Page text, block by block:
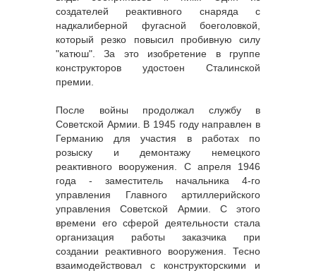
создателей реактивного снаряда с
надкалиберной фугасной боеголовкой,
который резко повысил пробивную силу
"катюш". За это изобретение в группе
конструкторов удостоен Сталинской
премии.
После войны продолжал службу в
Советской Армии. В 1945 году направлен в
Германию для участия в работах по
розыску и демонтажу немецкого
реактивного вооружения. С апреля 1946
года - заместитель начальника 4-го
управления Главного артиллерийского
управления Советской Армии. С этого
времени его сферой деятельности стала
организация работы заказчика при
создании реактивного вооружения. Тесно
взаимодействовал с конструкторскими и